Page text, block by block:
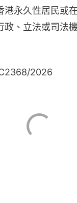
港永久性居民或
政、立法或司法
2026